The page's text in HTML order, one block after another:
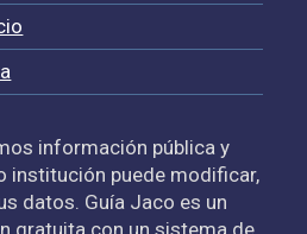
información pública y
institución puede modificar,
datos. Guía Jaco es un
gratuita con un sistema de